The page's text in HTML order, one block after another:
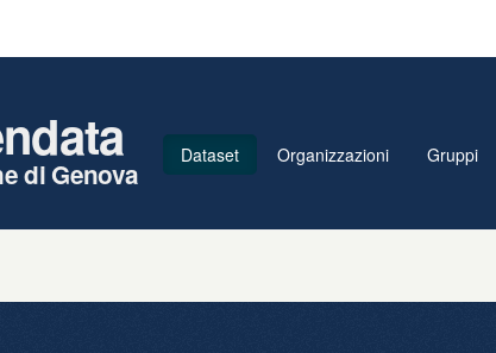
di Genova
Dataset Organizzazioni Gruppi